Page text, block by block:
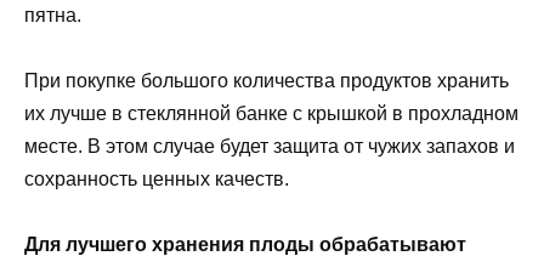
пятна.
При покупке большого количества продуктов хранить
их лучше в стеклянной банке с крышкой в прохладном
месте. В этом случае будет защита от чужих запахов и
сохранность ценных качеств.
Для лучшего хранения плоды обрабатывают